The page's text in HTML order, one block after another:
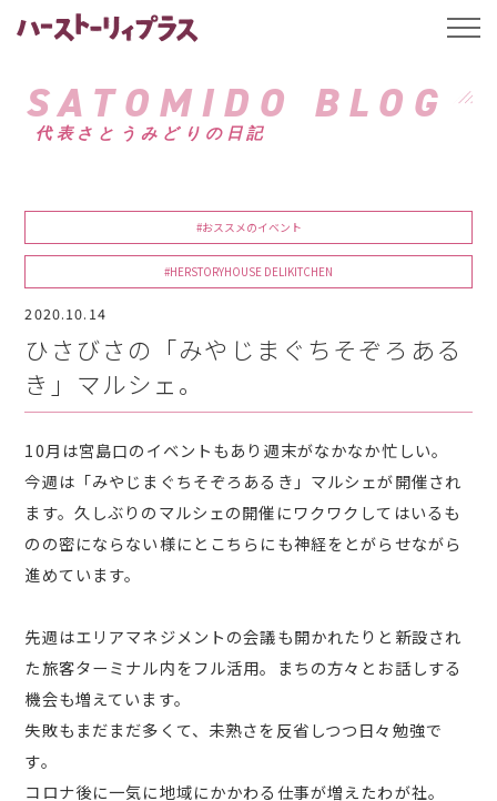
ハーストーリィプ
SATOMIDO BLOG
代表さとうみどりの日記
#おススメのイベント
#HERSTORYHOUSE DELIKITCHEN
2020.10.14
ひさびさの「みやじまぐちそぞろある
き」マルシェ。
10月は宮島口のイベントもあり週末がなかなか忙しい。
今週は「みやじまぐちそぞろあるき」マルシェが開催され
ます。久しぶりのマルシェの開催にワクワクしてはいるも
のの密にならない様にとこちらにも神経をとがらせながら
進めています。
先週はエリアマネジメントの会議も開かれたりと新設され
た旅客ターミナル内をフル活用。まちの方々とお話しする
機会も増えています。
失敗もまだまだ多くて、未熟さを反省しつつ日々勉強で
す。
コロナ後に一気に地域にかかわる仕事が増えたわが社。
t
l
a
n